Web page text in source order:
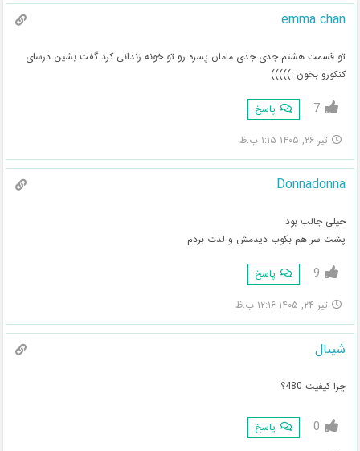
emma chan
تو قسمت هشتم جدی جدی مامان پسره رو تو خونه زندانی کرد گفت بشین درسای
کنکورو بخون :)))))
7 پاسخ
تیر ۲۶, ۱۴۰۵ ۱:۱۵ ب.ظ
Donnadonna
خیلی جالب بود
پشت سر هم بکوب دیدمش و لذت بردم
9 پاسخ
تیر ۲۴, ۱۴۰۵ ۱۲:۱۶ ب.ظ
شیبال
چرا کیفیت 480؟
0 پاسخ